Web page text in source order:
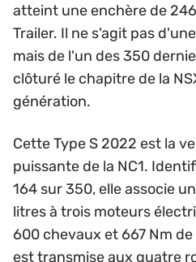
atteint une enchère de
Trailer. Il ne s'agit pas
mais de l'un des 350
clôturé le chapitre de la
génération.
Cette Type S 2022 est la
puissante de la NC1.
164 sur 350, elle associe
litres à trois moteurs
600 chevaux et 667 Nm
est transmise aux quatre